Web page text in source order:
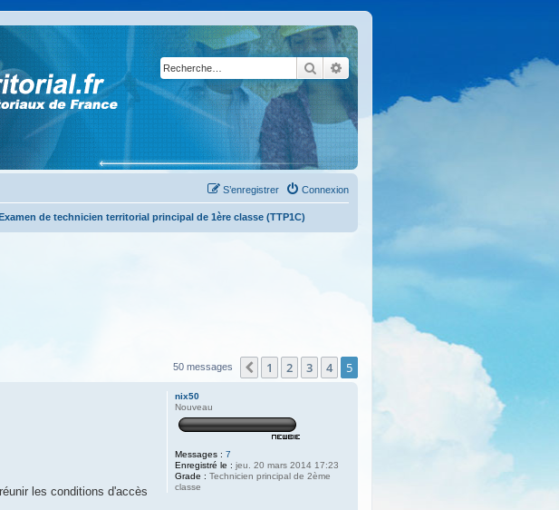
RechercherRecherche avancée
Connexion
S’enregistrer
de technicien territorial principal de 1ère classe (TTP1C)
50 messages Précédente
1 2 3 4 5
nix50
Nouveau
Messages : 7
Enregistré le : jeu. 20 mars 2014 17:23
Grade : Technicien principal de 2ème
classe
les conditions d'accès